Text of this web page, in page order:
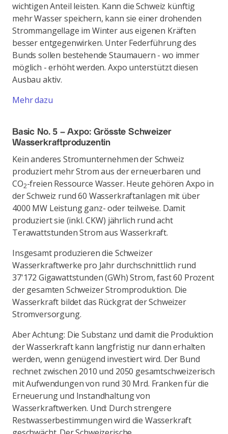
wichtigen Anteil leisten. Kann die Schweiz künftig
mehr Wasser speichern, kann sie einer drohenden
Strommangellage im Winter aus eigenen Kräften
besser entgegenwirken. Unter Federführung des
Bunds sollen bestehende Staumauern - wo immer
möglich - erhöht werden. Axpo unterstützt diesen
Ausbau aktiv.
Mehr dazu
Basic No. 5 – Axpo: Grösste Schweizer
Wasserkraftproduzentin
Kein anderes Stromunternehmen der Schweiz
produziert mehr Strom aus der erneuerbaren und
CO2-freien Ressource Wasser. Heute gehören Axpo in
der Schweiz rund 60 Wasserkraftanlagen mit über
4000 MW Leistung ganz- oder teilweise. Damit
produziert sie (inkl. CKW) jährlich rund acht
Terawattstunden Strom aus Wasserkraft.
Insgesamt produzieren die Schweizer
Wasserkraftwerke pro Jahr durchschnittlich rund
37'172 Gigawattstunden (GWh) Strom, fast 60 Prozent
der gesamten Schweizer Stromproduktion. Die
Wasserkraft bildet das Rückgrat der Schweizer
Stromversorgung.
Aber Achtung: Die Substanz und damit die Produktion
der Wasserkraft kann langfristig nur dann erhalten
werden, wenn genügend investiert wird. Der Bund
rechnet zwischen 2010 und 2050 gesamtschweizerisch
mit Aufwendungen von rund 30 Mrd. Franken für die
Erneuerung und Instandhaltung von
Wasserkraftwerken. Und: Durch strengere
Restwasserbestimmungen wird die Wasserkraft